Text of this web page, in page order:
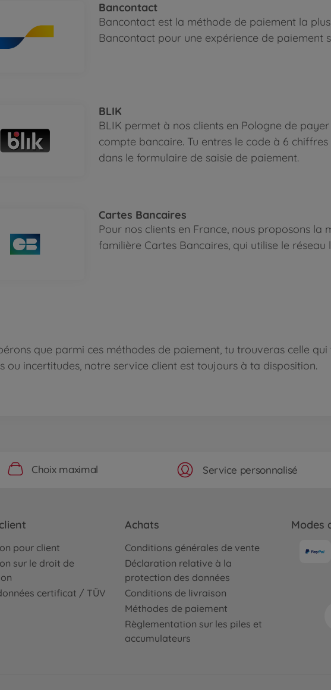
Bancontact
Bancontact est la méthode de paiement la
Bancontact pour une expérience de paiement
BLIK
BLIK permet à nos clients en Pologne de
compte bancaire. Tu entres le code à 6
dans le formulaire de saisie de paiement.
Cartes Bancaires
Pour nos clients en France, nous proposons la
familière Cartes Bancaires, qui utilise le réseau
que parmi ces méthodes de paiement, tu trouveras celle
ou incertitudes, notre service client est toujours à ta disposition.
Choix maximal Service personnalisé
pour client
sur le droit de
certificat / TÜV
Achats
Conditions générales de vente
Déclaration relative à la
protection des données
Conditions de livraison
Méthodes de paiement
Règlementation sur les piles et
accumulateurs
Modes